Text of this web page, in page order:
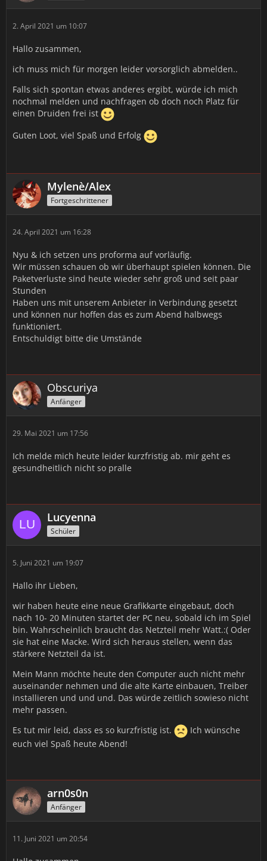
2. April 2021 um 10:07
Hallo zusammen,
ich muss mich für morgen leider vorsorglich abmelden..
Falls sich spontan etwas anderes ergibt, würde ich mich
nochmal melden und nachfragen ob doch noch Platz für
einen Druiden frei ist
Guten Loot, viel Spaß und Erfolg
Mylenè/Alex
Fortgeschrittener
24. April 2021 um 16:28
Nyu & ich setzen uns proforma auf vorläufig.
Wir müssen schauen ob wir überhaupt spielen können. Die
Paketverluste sind heute wieder sehr groß und seit paar
Stunden
Haben uns mit unserem Anbieter in Verbindung gesetzt
und können nur hoffen das es zum Abend halbwegs
funktioniert.
Entschuldigt bitte die Umstände
Obscuriya
Anfänger
29. Mai 2021 um 17:56
Ich melde mich heute leider kurzfristig ab. mir geht es
gesundheitlich nicht so pralle
Lucyenna
Schüler
5. Juni 2021 um 19:07
Hallo ihr Lieben,
wir haben heute eine neue Grafikkarte eingebaut, doch
nach 10- 20 Minuten startet der PC neu, sobald ich im Spiel
bin. Wahrscheinlich braucht das Netzteil mehr Watt.:( Oder
sie hat eine Macke. Wird sich heraus stellen, wenn das
stärkere Netzteil da ist.
Mein Mann möchte heute den Computer auch nicht mehr
auseinander nehmen und die alte Karte einbauen, Treiber
installieren und und und. Das würde zeitlich sowieso nicht
mehr passen.
Es tut mir leid, dass es so kurzfristig ist.
Ich wünsche
euch viel Spaß heute Abend!
arn0s0n
Anfänger
11. Juni 2021 um 20:54